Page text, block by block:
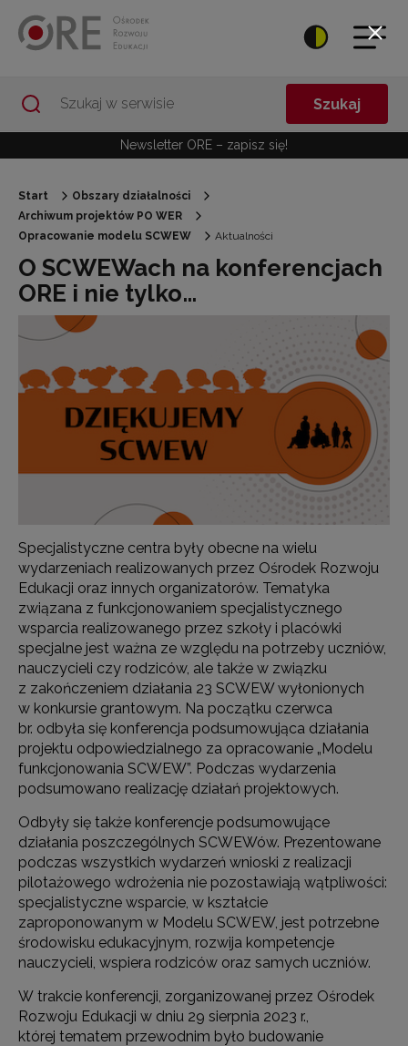
Szukaj
Newsletter ORE – zapisz się!
Start
Obszary działalności
Archiwum projektów PO WER
Opracowanie modelu SCWEW
Aktualności
O SCWEWach na konferencjach
ORE i nie tylko…
Specjalistyczne centra były obecne na wielu
wydarzeniach realizowanych przez Ośrodek Rozwoju
Edukacji oraz innych organizatorów. Tematyka
związana z funkcjonowaniem specjalistycznego
wsparcia realizowanego przez szkoły i placówki
specjalne jest ważna ze względu na potrzeby uczniów,
nauczycieli czy rodziców, ale także w związku
z zakończeniem działania 23 SCWEW wyłonionych
w konkursie grantowym. Na początku czerwca
br. odbyła się konferencja podsumowująca działania
projektu odpowiedzialnego za opracowanie „Modelu
funkcjonowania SCWEW”. Podczas wydarzenia
podsumowano realizację działań projektowych.
Odbyły się także konferencje podsumowujące
działania poszczególnych SCWEWów. Prezentowane
podczas wszystkich wydarzeń wnioski z realizacji
pilotażowego wdrożenia nie pozostawiają wątpliwości:
specjalistyczne wsparcie, w kształcie
zaproponowanym w Modelu SCWEW, jest potrzebne
środowisku edukacyjnym, rozwija kompetencje
nauczycieli, wspiera rodziców oraz samych uczniów.
W trakcie konferencji, zorganizowanej przez Ośrodek
Rozwoju Edukacji w dniu 29 sierpnia 2023 r.,
której tematem przewodnim było budowanie